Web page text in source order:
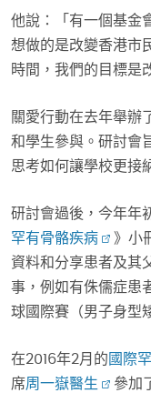
他說：「有一個基金
想做的是改變香港市
時間，我們的目標是
關愛行動在去年舉辦
和學生參與。研討會
思考如何讓學校更接
研討會過後，今年年
罕有骨骼疾病
》小
資料和分享患者及其
事，例如有侏儒症患
球國際賽（男子身型
在2016年2月的 國際
席周一嶽醫生
參加